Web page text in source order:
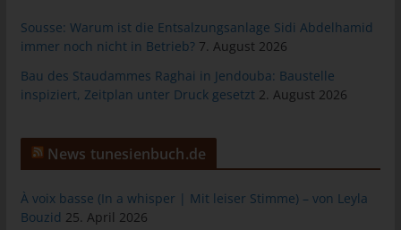
Sousse: Warum ist die Entsalzungsanlage Sidi Abdelhamid
immer noch nicht in Betrieb? 7. August 2026
Bau des Staudammes Raghai in Jendouba: Baustelle
inspiziert, Zeitplan unter Druck gesetzt 2. August 2026
News tunesienbuch.de
À voix basse (In a whisper | Mit leiser Stimme) – von Leyla
Bouzid 25. April 2026
einverstanden ist.
Name und Anschrift des für die
Verarbeitung Verantwortlichen
sonstiger in den Mitgliedstaaten der Europäischen Union
geltenden Datenschutzgesetze und anderer Bestimmungen mit
tunesienfussball.de